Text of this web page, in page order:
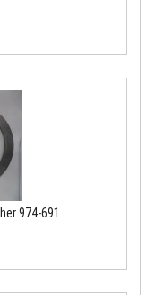
974-691